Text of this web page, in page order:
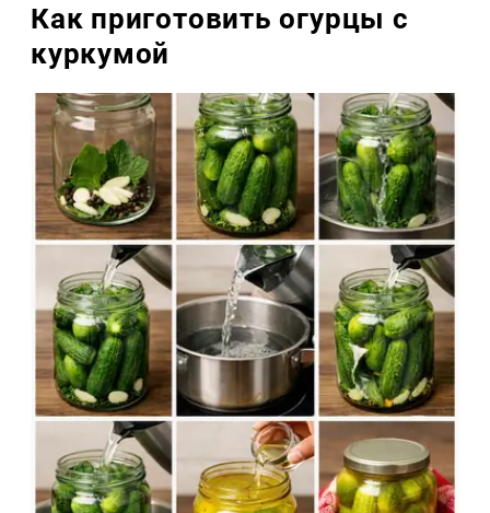
Как приготовить огурцы с
куркумой